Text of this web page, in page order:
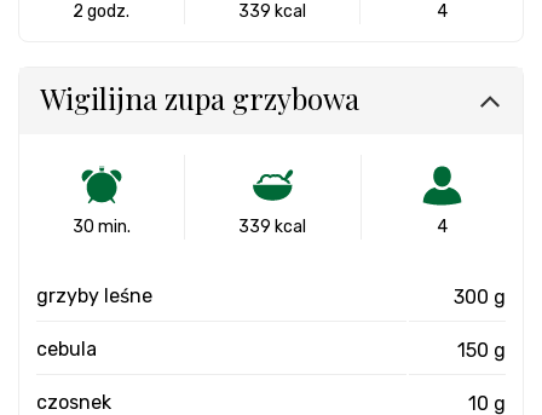
2 godz. 339 kcal 4
Wigilijna zupa grzybowa
30 min. 339 kcal 4
grzyby leśne 300 g
cebula 150 g
czosnek 10 g